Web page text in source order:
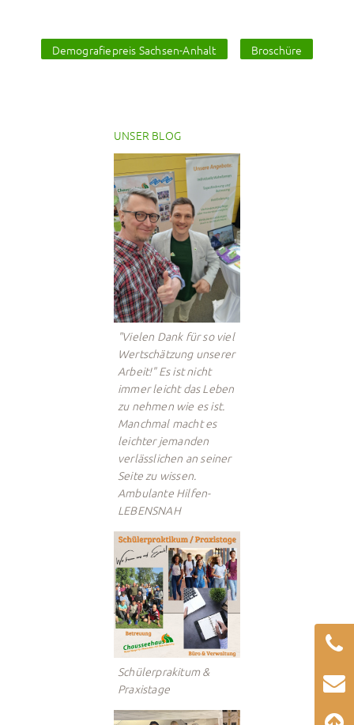
Demografiepreis Sachsen-Anhalt Broschüre
UNSER BLOG
"Vielen Dank für so viel
Wertschätzung unserer
Arbeit!" Es ist nicht
immer leicht das Leben
zu nehmen wie es ist.
Manchmal macht es
leichter jemanden
verlässlichen an seiner
Seite zu wissen.
Ambulante Hilfen-
LEBENSNAH
Schülerprakitum &
Praxistage